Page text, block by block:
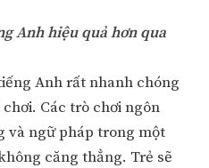
Anh hiệu quả hơn qua
Anh rất nhanh chóng
Các trò chơi ngôn
và ngữ pháp trong một
căng thẳng. Trẻ sẽ